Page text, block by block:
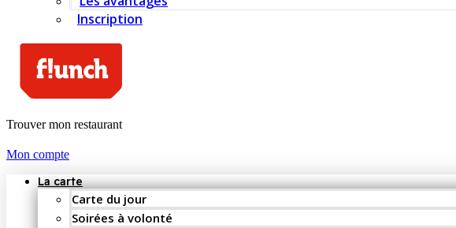
Inscription
Trouver mon restaurant
Mon compte
La carte
Carte du jour
Soirées à volonté